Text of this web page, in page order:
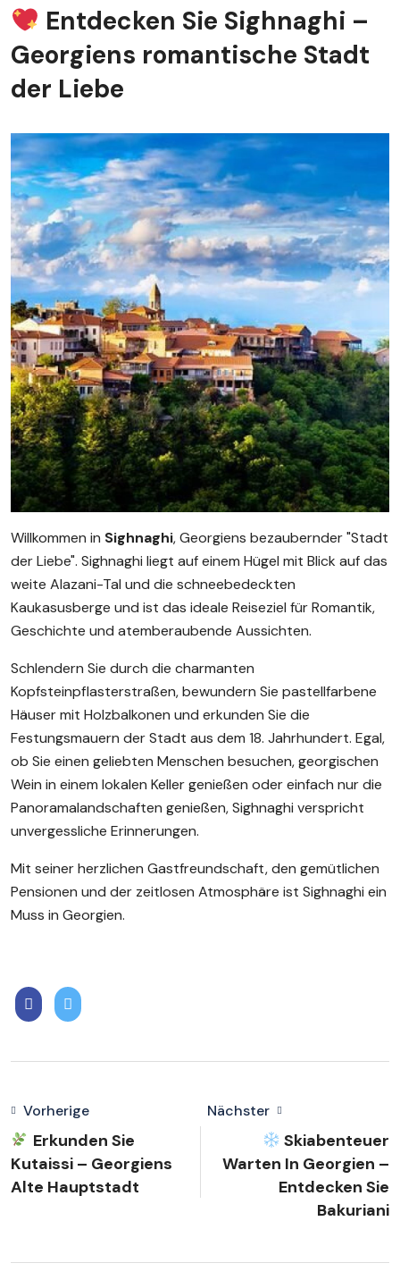
Entdecken Sie Sighnaghi –
Georgiens romantische Stadt
der Liebe
Willkommen in Sighnaghi, Georgiens bezaubernder "Stadt
der Liebe". Sighnaghi liegt auf einem Hügel mit Blick auf das
weite Alazani-Tal und die schneebedeckten
Kaukasusberge und ist das ideale Reiseziel für Romantik,
Geschichte und atemberaubende Aussichten.
Schlendern Sie durch die charmanten
Kopfsteinpflasterstraßen, bewundern Sie pastellfarbene
Häuser mit Holzbalkonen und erkunden Sie die
Festungsmauern der Stadt aus dem 18. Jahrhundert. Egal,
ob Sie einen geliebten Menschen besuchen, georgischen
Wein in einem lokalen Keller genießen oder einfach nur die
Panoramalandschaften genießen, Sighnaghi verspricht
unvergessliche Erinnerungen.
Mit seiner herzlichen Gastfreundschaft, den gemütlichen
Pensionen und der zeitlosen Atmosphäre ist Sighnaghi ein
Muss in Georgien.
Vorherige
Erkunden Sie
Kutaissi – Georgiens
Alte Hauptstadt
Nächster
Skiabenteuer
Warten In Georgien –
Entdecken Sie
Bakuriani